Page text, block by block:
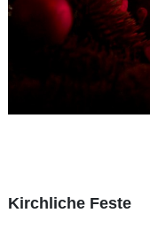
Kirchliche Feste